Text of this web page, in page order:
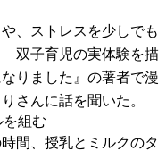
、ストレスを少しでも
双子育児の実体験を描
りました』の著者で漫
さんに話を聞いた。
組む
間、授乳とミルクのタ